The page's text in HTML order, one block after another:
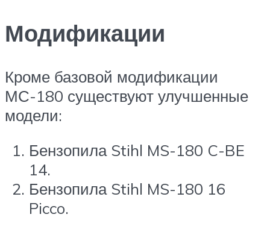
Модификации
Кроме базовой модификации
МС-180 существуют улучшенные
модели:
Бензопила Stihl MS-180 C-BE
14.
Бензопила Stihl MS-180 16
Picco.